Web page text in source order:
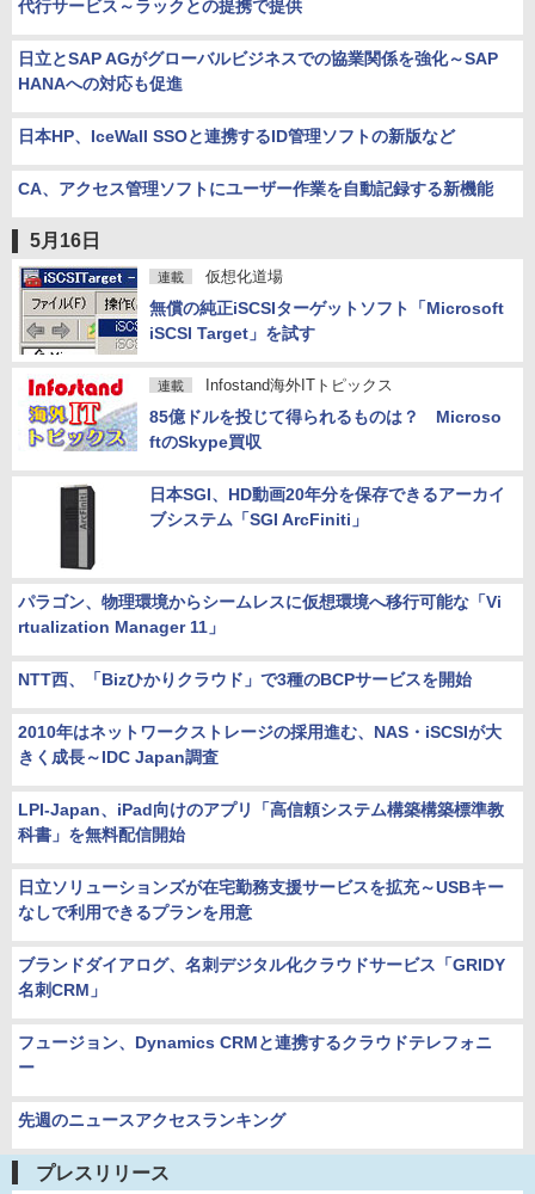
代行サービス～ラックとの提携で提供
日立とSAP AGがグローバルビジネスでの協業関係を強化～SAP
HANAへの対応も促進
日本HP、IceWall SSOと連携するID管理ソフトの新版など
CA、アクセス管理ソフトにユーザー作業を自動記録する新機能
5月16日
連載 仮想化道場
無償の純正iSCSIターゲットソフト「Microsoft
iSCSI Target」を試す
連載 Infostand海外ITトピックス
85億ドルを投じて得られるものは？ Microso
ftのSkype買収
日本SGI、HD動画20年分を保存できるアーカイ
ブシステム「SGI ArcFiniti」
パラゴン、物理環境からシームレスに仮想環境へ移行可能な「Vi
rtualization Manager 11」
NTT西、「Bizひかりクラウド」で3種のBCPサービスを開始
2010年はネットワークストレージの採用進む、NAS・iSCSIが大
きく成長～IDC Japan調査
LPI-Japan、iPad向けのアプリ「高信頼システム構築構築標準教
科書」を無料配信開始
日立ソリューションズが在宅勤務支援サービスを拡充～USBキー
なしで利用できるプランを用意
ブランドダイアログ、名刺デジタル化クラウドサービス「GRIDY
名刺CRM」
フュージョン、Dynamics CRMと連携するクラウドテレフォニ
ー
先週のニュースアクセスランキング
プレスリリース